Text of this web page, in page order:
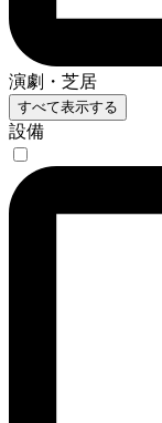
演劇・芝居
すべて表示する
設備